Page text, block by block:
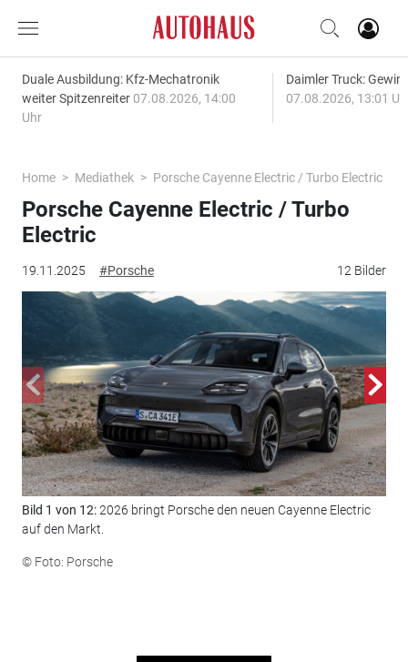
Duale Ausbildung: Kfz-Mechatronik
weiter Spitzenreiter 07.08.2026, 14:00
Uhr
Daimler Truck:
07.08.2026, 13:01
Home Mediathek Porsche Cayenne Electric / Turbo Electric
19.11.2025 #Porsche 12 Bilder
Porsche Cayenne Electric / Turbo
Electric
Bild 1 von 12:2026 bringt Porsche den neuen Cayenne Electric
auf den Markt.
© Foto: Porsche